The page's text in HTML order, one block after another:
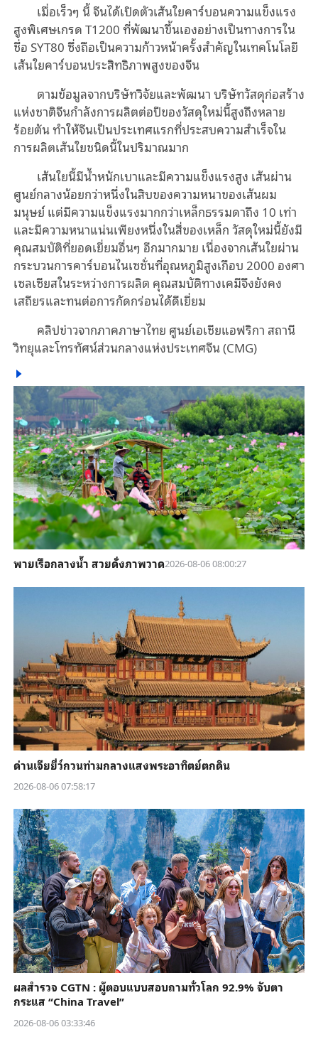
เมื่อเร็วๆ นี้ จีนได้เปิดตัวเส้นใยคาร์บอนความแข็งแรง
สูงพิเศษเกรด T1200 ที่พัฒนาขึ้นเองอย่างเป็นทางการใน
ชื่อ SYT80 ซึ่งถือเป็นความก้าวหน้าครั้งสำคัญในเทคโนโลยี
เส้นใยคาร์บอนประสิทธิภาพสูงของจีน
ตามข้อมูลจากบริษัทวิจัยและพัฒนา บริษัทวัสดุก่อสร้าง
แห่งชาติจีนกำลังการผลิตต่อปีของวัสดุใหม่นี้สูงถึงหลาย
ร้อยตัน ทำให้จีนเป็นประเทศแรกที่ประสบความสำเร็จใน
การผลิตเส้นใยชนิดนี้ในปริมาณมาก
เส้นใยนี้มีน้ำหนักเบาและมีความแข็งแรงสูง เส้นผ่าน
ศูนย์กลางน้อยกว่าหนึ่งในสิบของความหนาของเส้นผม
มนุษย์ แต่มีความแข็งแรงมากกว่าเหล็กธรรมดาถึง 10 เท่า
และมีความหนาแน่นเพียงหนึ่งในสี่ของเหล็ก วัสดุใหม่นี้ยังมี
คุณสมบัติที่ยอดเยี่ยมอื่นๆ อีกมากมาย เนื่องจากเส้นใยผ่าน
กระบวนการคาร์บอนไนเซชั่นที่อุณหภูมิสูงเกือบ 2000 องศา
เซลเซียสในระหว่างการผลิต คุณสมบัติทางเคมีจึงยังคง
เสถียรและทนต่อการกัดกร่อนได้ดีเยี่ยม
คลิปข่าวจากภาคภาษาไทย ศูนย์เอเชียแอฟริกา สถานี
วิทยุและโทรทัศน์ส่วนกลางแห่งประเทศจีน (CMG)
พายเรือกลางน้ำ สวยดั่งภาพวาด2026-08-06 08:00:27
ด่านเจียยี่ว์กวนท่ามกลางแสงพระอาทิตย์ตกดิน
2026-08-06 07:58:17
ผลสำรวจ CGTN : ผู้ตอบแบบสอบถามทั่วโลก 92.9% จับตา
กระแส “China Travel”
2026-08-06 03:33:46